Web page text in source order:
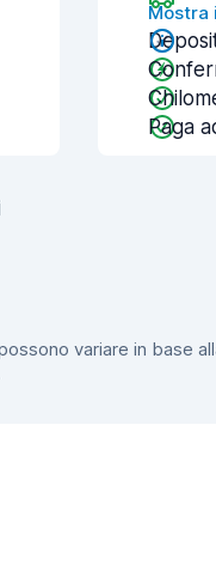
Mostra
Paga
variare in base